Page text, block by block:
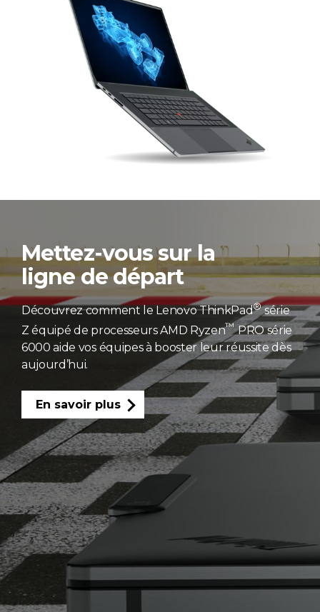
Mettez-vous sur la
ligne de départ
Découvrez comment le Lenovo ThinkPad®série
Z équipé de processeurs AMD Ryzen™PRO série
6000 aide vos équipes à booster leur réussite dès
aujourd’hui.
En savoir plus